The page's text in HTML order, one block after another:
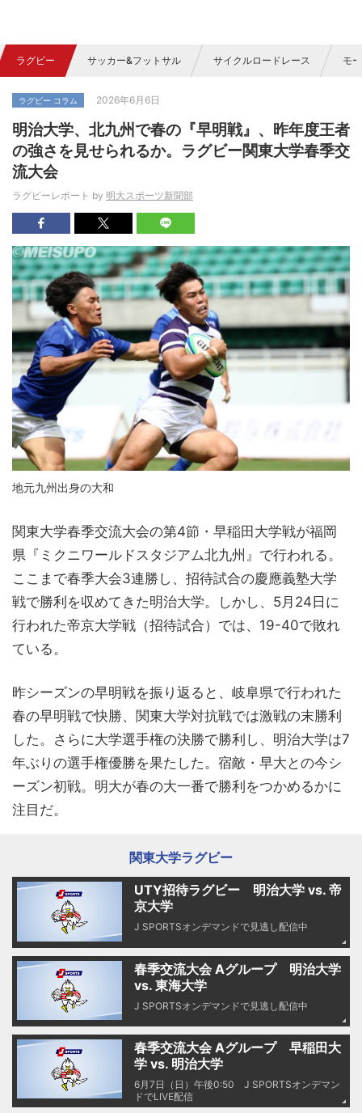
ラグビー サッカー&フットサル サイクルロードレース モ
ラグビー コラム 2026年6月6日
明治大学、北九州で春の『早明戦』、昨年度王者
の強さを見せられるか。ラグビー関東大学春季交
流大会
ラグビーレポート by 明大スポーツ新聞部
地元九州出身の大和
関東大学春季交流大会の第4節・早稲田大学戦が福岡
県『ミクニワールドスタジアム北九州』で行われる。
ここまで春季大会3連勝し、招待試合の慶應義塾大学
戦で勝利を収めてきた明治大学。しかし、5月24日に
行われた帝京大学戦（招待試合）では、19-40で敗れ
ている。
昨シーズンの早明戦を振り返ると、岐阜県で行われた
春の早明戦で快勝、関東大学対抗戦では激戦の末勝利
した。さらに大学選手権の決勝で勝利し、明治大学は7
年ぶりの選手権優勝を果たした。宿敵・早大との今シ
ーズン初戦。明大が春の大一番で勝利をつかめるかに
注目だ。
関東大学ラグビー
UTY招待ラグビー 明治大学 vs. 帝
京大学
J SPORTSオンデマンドで見逃し配信中
春季交流大会 Aグループ 明治大学
vs. 東海大学
J SPORTSオンデマンドで見逃し配信中
春季交流大会 Aグループ 早稲田大
学 vs. 明治大学
6月7日（日）午後0:50 J SPORTSオンデマン
ドでLIVE配信